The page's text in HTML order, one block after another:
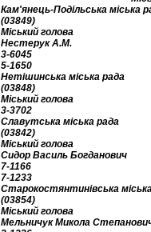
Кам'янець-Подільська міська
(03849)
Міський голова
Нестерук А.М.
3-6045
5-1650
Нетішинська міська рада
(03848)
Міський голова
3-3702
Славутська міська рада
(03842)
Міський голова
Сидор Василь Богданович
7-1166
7-1233
Старокостянтинівська
(03854)
Міський голова
Мельничук Микола